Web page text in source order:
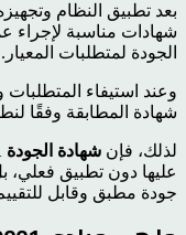
بعد تطبيق النظام
شهادات مناسبة لإجراء
الجودة لمتطلبات المعيار.
وعند استيفاء المتطلبات
شهادة المطابقة وفقًا
لذلك، فإن شهادة الجودة ISO 9001
عليها دون تطبيق
جودة مطبق وقابل